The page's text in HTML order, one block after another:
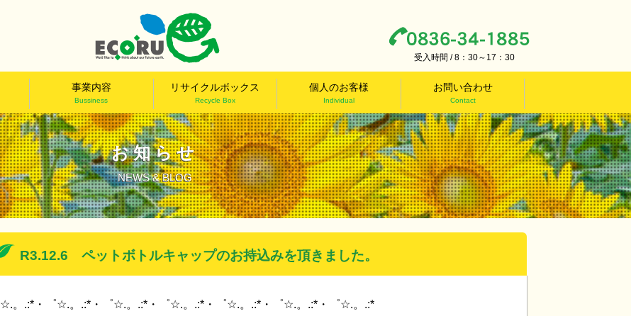
受入時間 / 8：30～17：30
事業内容
Bussiness
リサイクルボックス
Recycle Box
個人のお客様
Individual
お問い合わせ
Contact
お知らせ
NEWS & BLOG
R3.12.6 ペットボトルキャップのお持込みを頂きました。
☆.。.:*・゜☆.。.:*・゜☆.。.:*・゜☆.。.:*・゜☆.。.:*・゜☆.。.:*・゜☆.。.:*